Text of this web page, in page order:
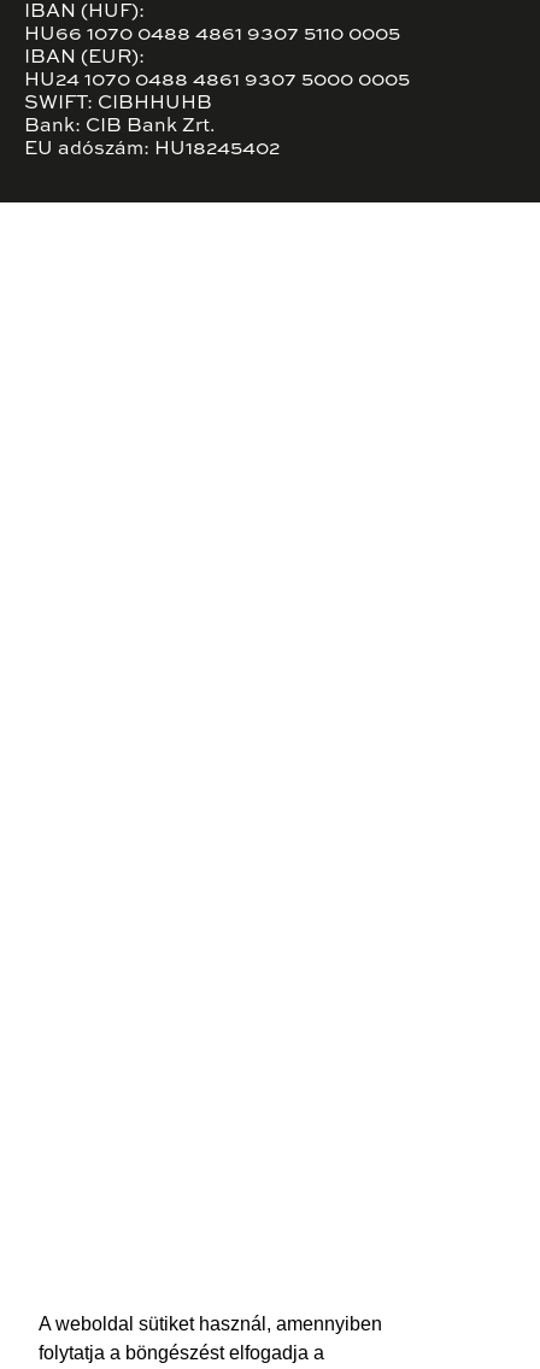
A weboldal sütiket használ, amennyiben
folytatja a böngészést elfogadja a
IBAN (HUF):
HU66 1070 0488 4861 9307 5110 0005
IBAN (EUR):
HU24 1070 0488 4861 9307 5000 0005
SWIFT: CIBHHUHB
Bank: CIB Bank Zrt.
EU adószám: HU18245402